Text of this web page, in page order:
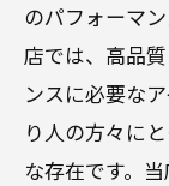
のパフォーマ
店では、高品
ンスに必要な
り人の方々に
な存在です。